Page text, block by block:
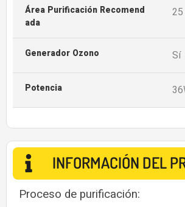
Área Purificación Recomend
Ada
Generador Ozono Sí
Potencia
INFORMACIÓN DEL
Proceso de purificación: